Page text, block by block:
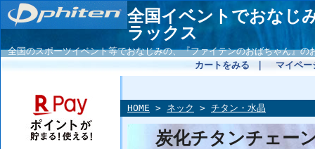
全国イベントでおな
ラックス
全国のスポーツイベント等でおなじみの、『ファイテンのおばちゃん』の
カートをみる
マイペー
HOME > ネック > チタン・水晶
炭化チタンチェー